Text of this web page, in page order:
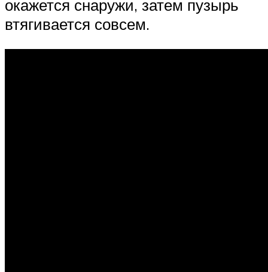
окажется снаружи, затем пузырь
втягивается совсем.